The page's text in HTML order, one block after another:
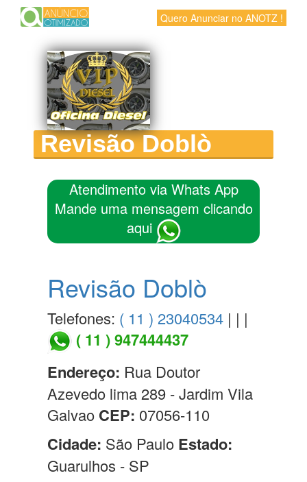
Quero Anunciar no ANOTZ !
Revisão Doblò
Atendimento via Whats App
Mande uma mensagem clicando
aqui
Revisão Doblò
Telefones: ( 11 ) 23040534 | | |
( 11 ) 947444437
Endereço: Rua Doutor
Azevedo lima 289 - Jardim Vila
Galvao CEP: 07056-110
Cidade: São Paulo Estado:
Guarulhos - SP